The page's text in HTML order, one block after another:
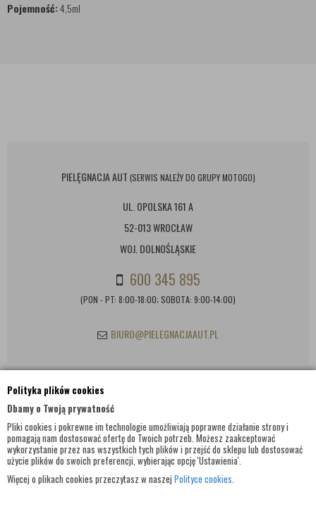
Polityka plików cookies
Dbamy o Twoją prywatność
Pliki cookies i pokrewne im technologie umożliwiają poprawne działanie strony i
pomagają nam dostosować ofertę do Twoich potrzeb. Możesz zaakceptować
wykorzystanie przez nas wszystkich tych plików i przejść do sklepu lub dostosować
użycie plików do swoich preferencji, wybierając opcję 'Ustawienia'.
Więcej o plikach cookies przeczytasz w naszej Polityce cookies.
Pojemność:4,5ml
PIELĘGNACJA AUT (SERWIS NALEŻY DO GRUPY MOTOGO)
UL. OPOLSKA 161 A
52-013 WROCŁAW
WOJ. DOLNOŚLĄSKIE
600 345 895
(PON - PT: 8:00-18:00; SOBOTA: 9:00-14:00)
BIURO@PIELEGNACJAAUT.PL
INFORMACJE KONTAKTOWE